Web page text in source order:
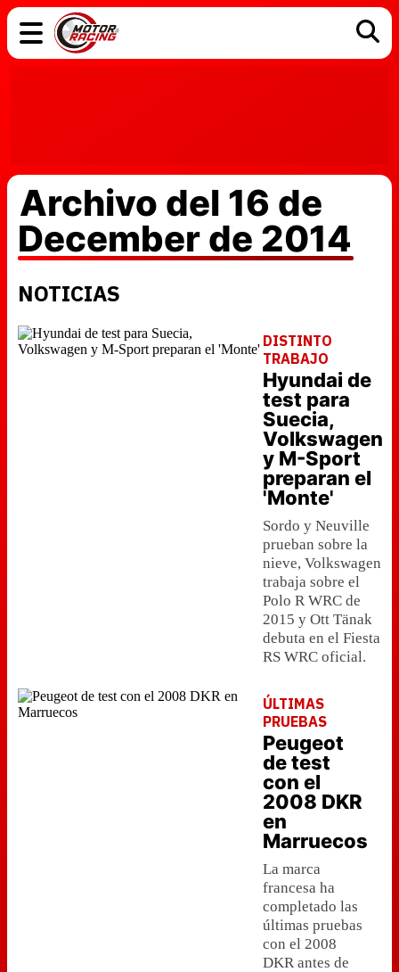
Archivo del 16 de
December de 2014
NOTICIAS
DISTINTO
TRABAJO
Hyundai de
test para
Suecia,
Volkswagen
y M-Sport
preparan el
'Monte'
Sordo y Neuville
prueban sobre la
nieve, Volkswagen
trabaja sobre el
Polo R WRC de
2015 y Ott Tänak
debuta en el Fiesta
RS WRC oficial.
ÚLTIMAS
PRUEBAS
Peugeot
de test
con el
2008 DKR
en
Marruecos
La marca
francesa ha
completado las
últimas pruebas
con el 2008
DKR antes de